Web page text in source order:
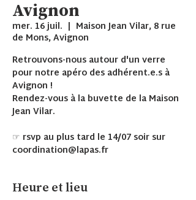
Avignon
mer. 16 juil.
  |
Maison Jean Vilar, 8 rue
de Mons, Avignon
Retrouvons-nous autour d'un verre
pour notre apéro des adhérent.e.s à
Avignon !
Rendez-vous à la buvette de la Maison
Jean Vilar.
☞ rsvp au plus tard le 14/07 soir sur
Heure et lieu